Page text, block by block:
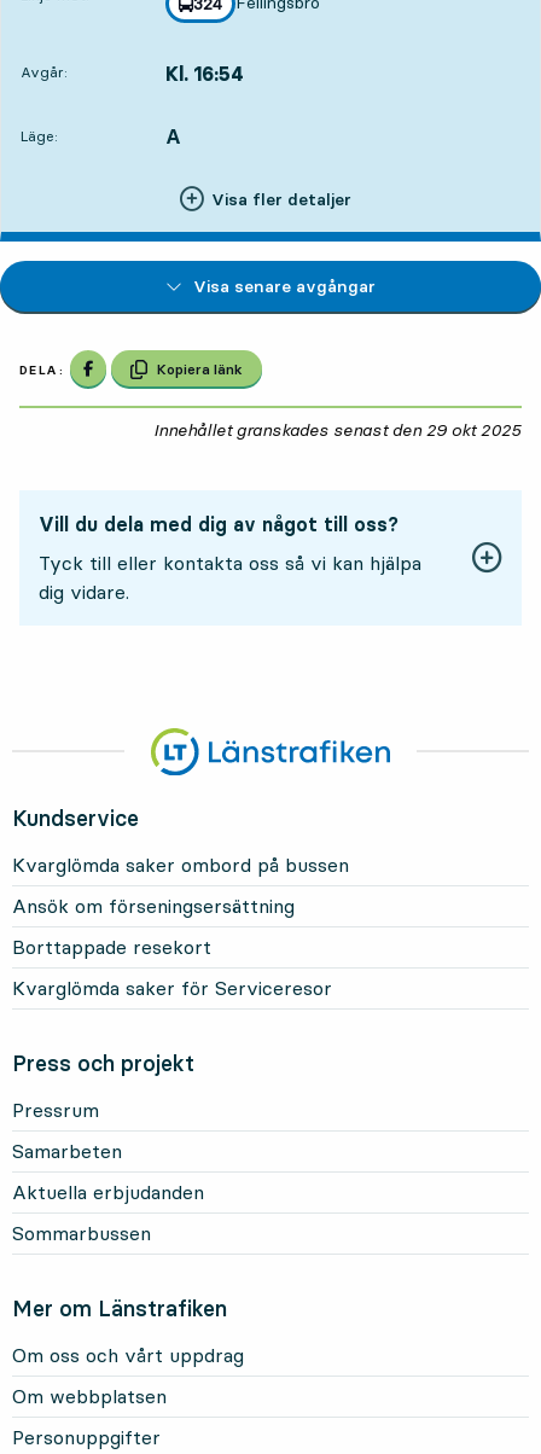
mot
,
Avgår: Kl. 16:54
Läge:
LÄGE, A
,
Visa fler detaljer
Visa senare avgångar
DELA: Dela på Facebook
Kopiera länk
Innehållet granskades senast den 29 okt 2025
Vill du dela med dig av något till oss?
Tyck till eller kontakta oss så vi kan hjälpa
dig vidare.
Kundservice
Kvarglömda saker ombord på bussen
Ansök om förseningsersättning
Borttappade resekort
Kvarglömda saker för Serviceresor
Press och projekt
Pressrum
Samarbeten
Aktuella erbjudanden
Sommarbussen
Mer om Länstrafiken
Om oss och vårt uppdrag
Om webbplatsen
Personuppgifter